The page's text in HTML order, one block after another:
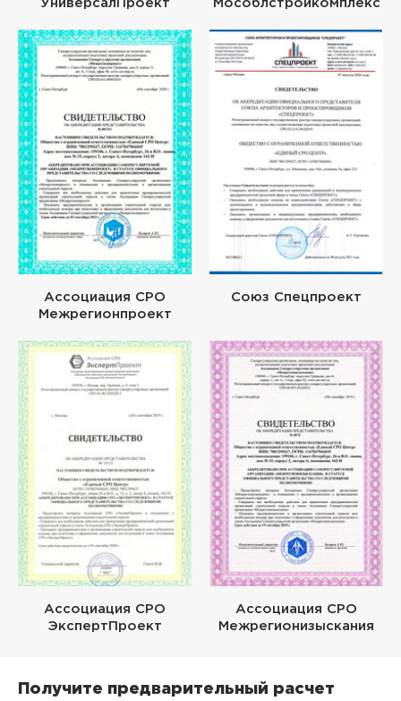
УниверсалПроект Мособлстройкомплекс
Ассоциация СРО
Межрегионпроект
Союз Спецпроект
Ассоциация СРО
ЭкспертПроект
Ассоциация СРО
Межрегионизыскания
Получите предварительный расчет